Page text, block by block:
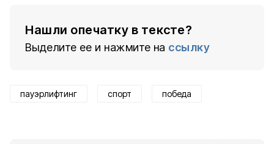
Нашли опечатку в тексте?
Выделите ее и нажмите на ссылку
пауэрлифтинг спорт победа